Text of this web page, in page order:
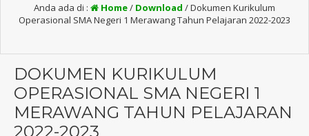
Anda ada di : Home/ Download /Dokumen Kurikulum
Operasional SMA Negeri 1 Merawang Tahun Pelajaran 2022-2023
DOKUMEN KURIKULUM
OPERASIONAL SMA NEGERI 1
MERAWANG TAHUN PELAJARAN
2022-2023